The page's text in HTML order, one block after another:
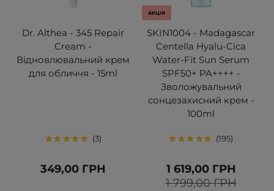
Dr. Althea - 345 Repair
Cream -
Відновлювальний крем
для обличчя - 15ml
3
349,00 ГРН
АКЦІЯ
SKIN1004 - Madagascar
Centella Hyalu-Cica
Water-Fit Sun Serum
SPF50+ PA++++ -
Зволожувальний
сонцезахисний крем -
100ml
195
1 799,00 ГРН
1 619,00 ГРН